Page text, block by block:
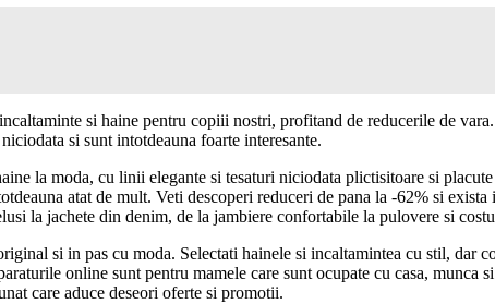
si haine pentru copiii nostri, profitand de reducerile de
si sunt intotdeauna foarte interesante.
la moda, cu linii elegante si tesaturi niciodata plictisitoare si
atat de mult. Veti descoperi reduceri de pana la -62% si
la jachete din denim, de la jambiere confortabile la pulovere si
si in pas cu moda. Selectati hainele si incaltamintea cu stil, dar
online sunt pentru mamele care sunt ocupate cu casa, munca
care aduce deseori oferte si promotii.